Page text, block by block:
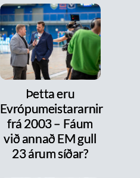
Þetta eru
Evrópumeistararnir
frá 2003 – Fáum
við annað EM gull
23 árum síðar?